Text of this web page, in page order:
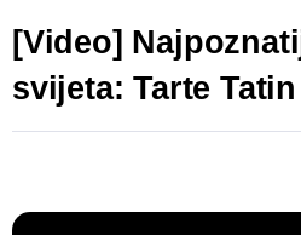
[Video]
svijeta: Tarte Tatin